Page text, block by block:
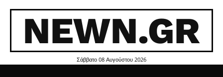
NEWN.GR
Σάββατο 08 Αυγούστου 2026